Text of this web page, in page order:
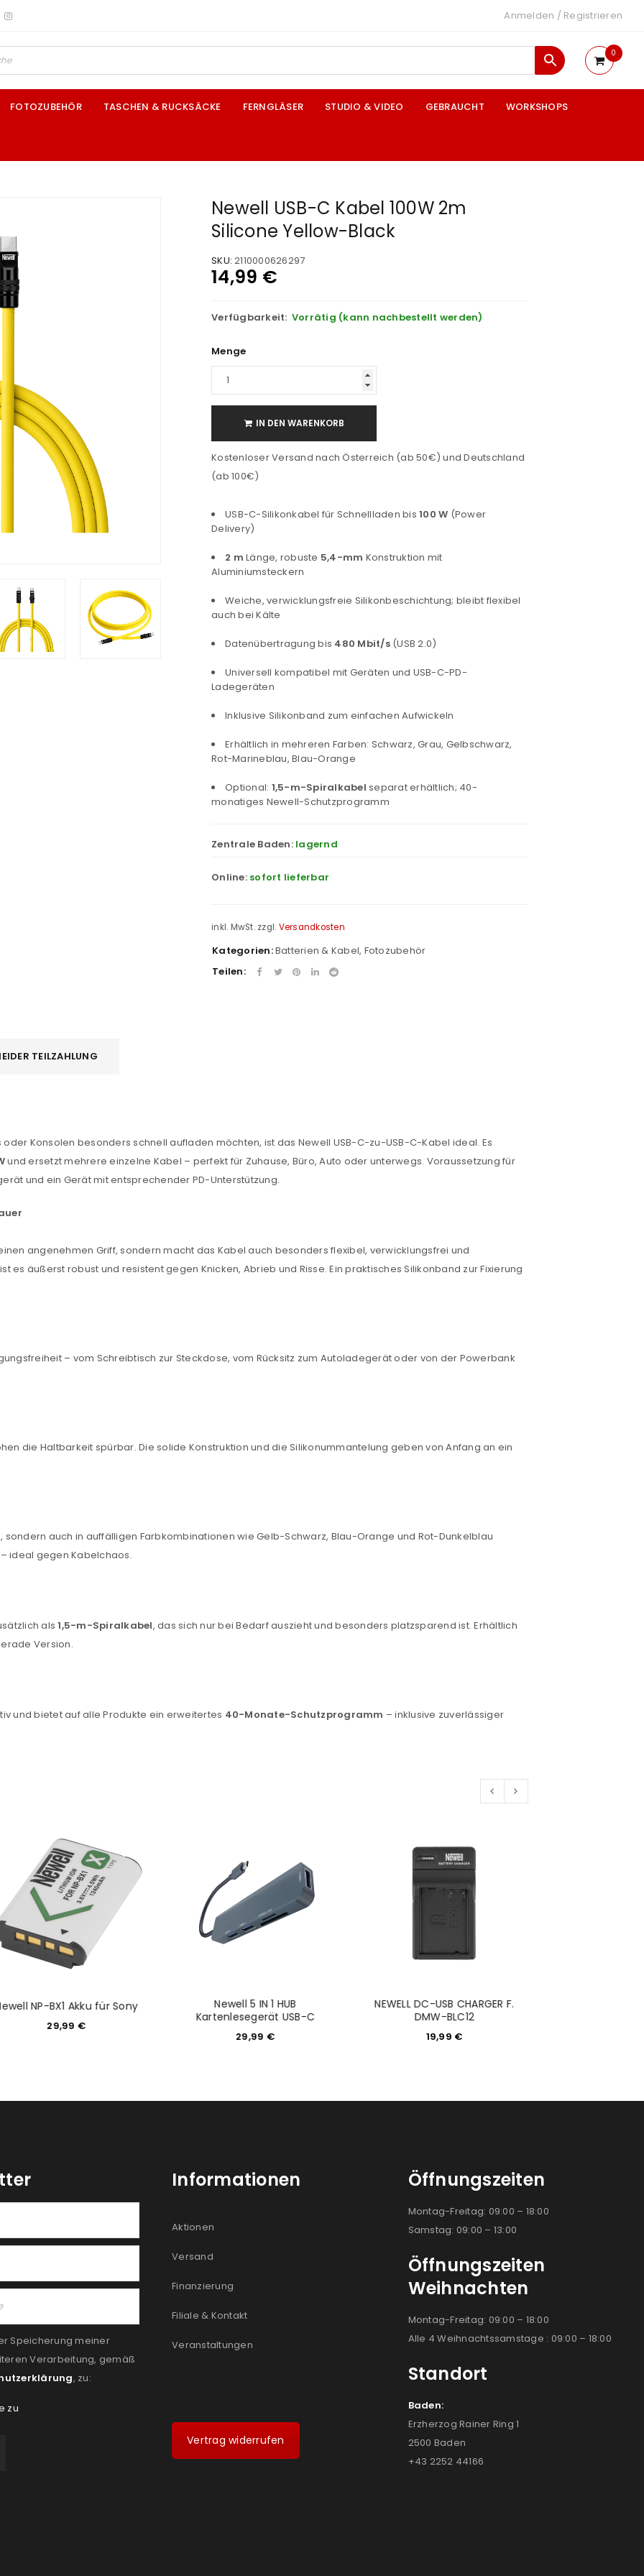
* E-Mail-Adresse*
Mail-Adresse gesendet.
Ich stimme zu
Anmelden / Registrieren
0
FOTOZUBEHÖR TASCHEN & RUCKSÄCKE FERNGLÄSER STUDIO & VIDEO GEBRAUCHT WORKSHOPS
Newell USB-C Kabel 100W 2m
Silicone Yellow-Black
SKU: 2110000626297
14,99 €
Verfügbarkeit: Vorrätig (kann nachbestellt werden)
Menge
IN DEN WARENKORB
Kostenloser Versand nach Österreich (ab 50€) und Deutschland
(ab 100€)
USB-C-Silikonkabel für Schnellladen bis 100 W (Power
Delivery)
2 m Länge, robuste 5,4-mm Konstruktion mit
Aluminiumsteckern
Weiche, verwicklungsfreie Silikonbeschichtung; bleibt flexibel
auch bei Kälte
Datenübertragung bis 480 Mbit/s(USB 2.0)
Universell kompatibel mit Geräten und USB-C-PD-
Ladegeräten
Inklusive Silikonband zum einfachen Aufwickeln
Erhältlich in mehreren Farben: Schwarz, Grau, Gelbschwarz,
Rot-Marineblau, Blau-Orange
Optional: 1,5-m-Spiralkabel separat erhältlich; 40-
monatiges Newell-Schutzprogramm
Zentrale Baden: lagernd
Online: sofort lieferbar
inkl. MwSt. zzgl. Versandkosten
Kategorien:Batterien & Kabel, Fotozubehör
Teilen:
TEILZAHLUNG
Konsolen besonders schnell aufladen möchten, ist das Newell USB-C-zu-USB-C-Kabel ideal. Es
und ersetzt mehrere einzelne Kabel – perfekt für Zuhause, Büro, Auto oder unterwegs. Voraussetzung für
und ein Gerät mit entsprechender PD-Unterstützung.
angenehmen Griff, sondern macht das Kabel auch besonders flexibel, verwicklungsfrei und
es äußerst robust und resistent gegen Knicken, Abrieb und Risse. Ein praktisches Silikonband zur Fixierung
– vom Schreibtisch zur Steckdose, vom Rücksitz zum Autoladegerät oder von der Powerbank
die Haltbarkeit spürbar. Die solide Konstruktion und die Silikonummantelung geben von Anfang an ein
sondern auch in auffälligen Farbkombinationen wie Gelb-Schwarz, Blau-Orange und Rot-Dunkelblau
ideal gegen Kabelchaos.
als1,5-m-Spiralkabel, das sich nur bei Bedarf auszieht und besonders platzsparend ist. Erhältlich
Version.
und bietet auf alle Produkte ein erweitertes 40-Monate-Schutzprogramm – inklusive zuverlässiger
NP-BX1 Akku für Sony
29,99 €
Newell 5 IN 1 HUB
Kartenlesegerät USB-C
29,99 €
NEWELL DC-USB CHARGER F.
DMW-BLC12
19,99 €
Speicherung meiner
Verarbeitung, gemäß
, zu:
zu
Informationen
Aktionen
Versand
Finanzierung
Filiale & Kontakt
Veranstaltungen
Vertrag widerrufen
Öffnungszeiten
Montag-Freitag: 09:00 – 18:00
Samstag: 09:00 – 13:00
Öffnungszeiten
Weihnachten
Montag-Freitag: 09:00 – 18:00
Alle 4 Weihnachtssamstage : 09:00 – 18:00
Standort
Baden:
Erzherzog Rainer Ring 1
2500 Baden
+43 2252 44166